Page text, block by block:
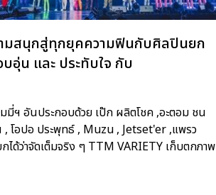
ามสนุกสู่ทุกยุคความฟินกับศิลปินยก
อุ่น และ ประทับใจ กับ
ฯ อันประกอบด้วย เป๊ก ผลิตโชค ,อะตอม ชน
โอปอ ประพุทธ์ , Muzu , Jetset'er ,แพรว
ว่าจัดเต็มจริง ๆ TTM VARIETY เก็บตกภาพ